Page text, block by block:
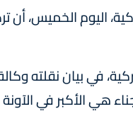
في بيان نقلته